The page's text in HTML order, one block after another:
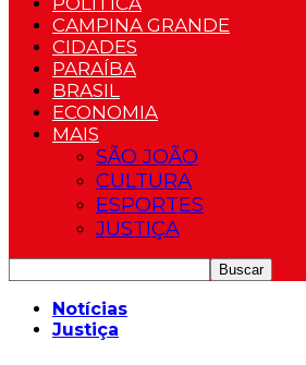
CAMPINA GRANDE
CIDADES
PARAÍBA
BRASIL
ECONOMIA
MAIS
SÃO JOÃO
CULTURA
ESPORTES
JUSTIÇA
Notícias
Justiça